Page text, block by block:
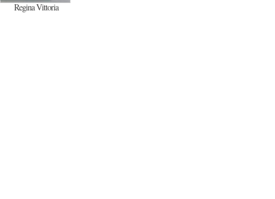
Regina Vittoria